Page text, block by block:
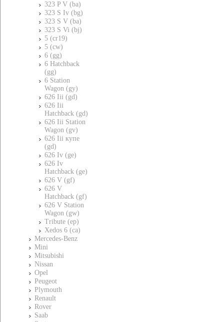
323 P V (ba)
323 S Iv (bg)
323 S V (ba)
323 S Vi (bj)
5 (cr19)
5 (cw)
6 (gg)
6 Hatchback
(gg)
6 Station
Wagon (gy)
626 Iii (gd)
626 Iii
Hatchback (gd)
626 Iii Station
Wagon (gv)
626 Iii купе
(gd)
626 Iv (ge)
626 Iv
Hatchback (ge)
626 V (gf)
626 V
Hatchback (gf)
626 V Station
Wagon (gw)
Tribute (ep)
Xedos 6 (ca)
Mercedes-Benz
Mini
Mitsubishi
Nissan
Opel
Peugeot
Plymouth
Renault
Rover
Saab